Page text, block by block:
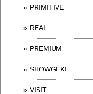
PRIMITIVE
REAL
PREMIUM
SHOWGEKI
VISIT